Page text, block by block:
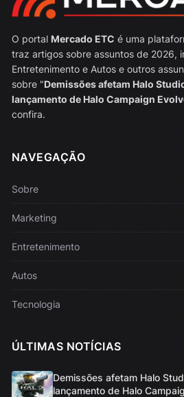
O portal Mercado ETC é uma
traz artigos sobre assuntos de 2026,
Entretenimento e Autos e outros
sobre "Demissões afetam Halo
lançamento de Halo Campaign
confira.
NAVEGAÇÃO
Sobre
Marketing
Entretenimento
Autos
Tecnologia
ÚLTIMAS NOTÍCIAS
Demissões afetam Halo
lançamento de Halo